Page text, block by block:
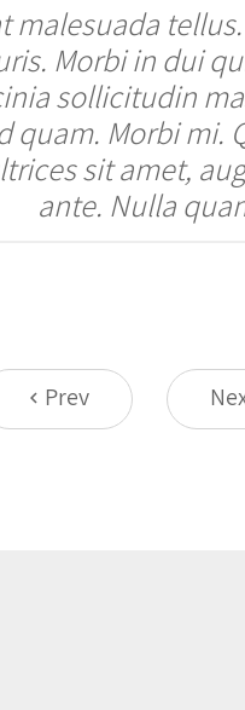
malesuada
Morbi in dui
sollicitudin
quam. Morbi mi.
sit amet,
ante. Nulla
keyboard_arrow_left Prev